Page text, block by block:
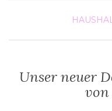
Unser neuer